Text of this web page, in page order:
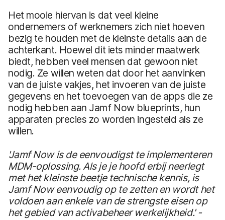
Het mooie hiervan is dat veel kleine
ondernemers of werknemers zich niet hoeven
bezig te houden met de kleinste details aan de
achterkant. Hoewel dit iets minder maatwerk
biedt, hebben veel mensen dat gewoon niet
nodig. Ze willen weten dat door het aanvinken
van de juiste vakjes, het invoeren van de juiste
gegevens en het toevoegen van de apps die ze
nodig hebben aan Jamf Now blueprints, hun
apparaten precies zo worden ingesteld als ze
willen.
'Jamf Now is de eenvoudigst te implementeren
MDM-oplossing. Als je je hoofd erbij neerlegt
met het kleinste beetje technische kennis, is
Jamf Now eenvoudig op te zetten en wordt het
voldoen aan enkele van de strengste eisen op
het gebied van activabeheer werkelijkheid.' -